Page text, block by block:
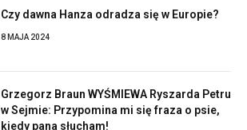
Czy dawna Hanza odradza się w Europie?
8 MAJA 2024
Grzegorz Braun WYŚMIEWA Ryszarda Petru
w Sejmie: Przypomina mi się fraza o psie,
kiedy pana słucham!